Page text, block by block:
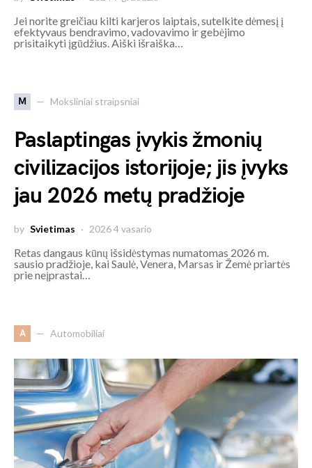
Jei norite greičiau kilti karjeros laiptais, sutelkite dėmesį į
efektyvaus bendravimo, vadovavimo ir gebėjimo
prisitaikyti įgūdžius. Aiški išraiška…
M Moksliniai straipsniai
Paslaptingas įvykis žmonių
civilizacijos istorijoje; jis įvyks
jau 2026 metų pradžioje
by Svietimas 2026 4 vasario
Retas dangaus kūnų išsidėstymas numatomas 2026 m.
sausio pradžioje, kai Saulė, Venera, Marsas ir Žemė priartės
prie neįprastai…
A Automobiliai